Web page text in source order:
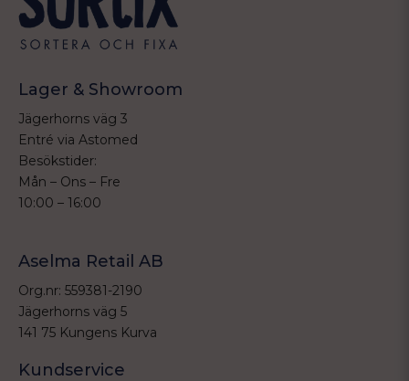
Lager & Showroom
Jägerhorns väg 3
Entré via Astomed
Besökstider:
Mån – Ons – Fre
10:00 – 16:00
Aselma Retail AB
Org.nr: 559381-2190
Jägerhorns väg 5
141 75 Kungens Kurva
Kundservice